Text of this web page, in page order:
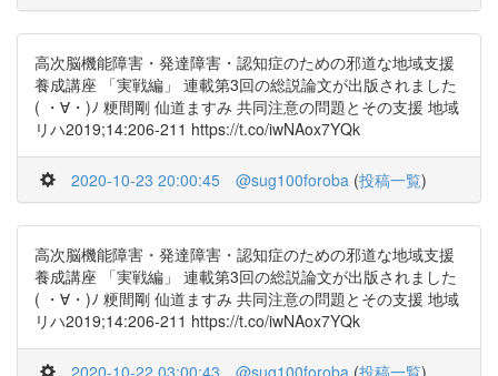
高次脳機能障害・発達障害・認知症のための邪道な地域支援
養成講座 「実戦編」 連載第3回の総説論文が出版されました
( ・∀・)ﾉ 粳間剛 仙道ますみ 共同注意の問題とその支援 地域
リハ2019;14:206-211 https://t.co/iwNAox7YQk
2020-10-23 20:00:45 @sug100foroba (投稿一覧)
高次脳機能障害・発達障害・認知症のための邪道な地域支援
養成講座 「実戦編」 連載第3回の総説論文が出版されました
( ・∀・)ﾉ 粳間剛 仙道ますみ 共同注意の問題とその支援 地域
リハ2019;14:206-211 https://t.co/iwNAox7YQk
2020-10-22 03:00:43 @sug100foroba (投稿一覧)